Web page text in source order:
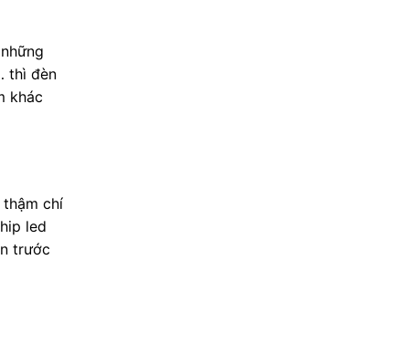
thì đèn
khác
chí
led
trước